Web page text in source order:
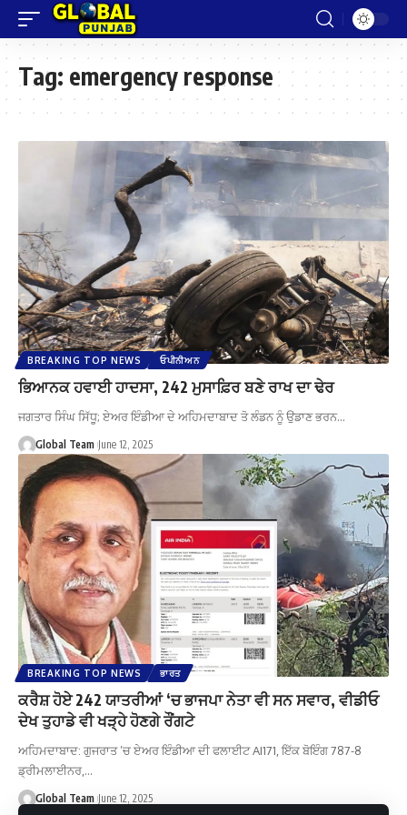
Tag: emergency response
BREAKING TOP NEWS ਓਪੀਨੀਅਨ
ਭਿਆਨਕ ਹਵਾਈ ਹਾਦਸਾ, 242 ਮੁਸਾਫ਼ਿਰ ਬਣੇ ਰਾਖ ਦਾ ਢੇਰ
ਜਗਤਾਰ ਸਿੰਘ ਸਿੱਧੂ; ਏਅਰ ਇੰਡੀਆ ਦੇ ਅਹਿਮਦਾਬਾਦ ਤੋ ਲੰਡਨ ਨੂੰ ਉਡਾਣ ਭਰਨ…
Global Team June 12, 2025
BREAKING TOP NEWS ਭਾਰਤ
ਕਰੈਸ਼ ਹੋਏ 242 ਯਾਤਰੀਆਂ ‘ਚ ਭਾਜਪਾ ਨੇਤਾ ਵੀ ਸਨ ਸਵਾਰ, ਵੀਡੀਓ
ਦੇਖ ਤੁਹਾਡੇ ਵੀ ਖੜ੍ਹੇ ਹੋਣਗੇ ਰੌਂਗਟੇ
ਅਹਿਮਦਾਬਾਦ: ਗੁਜਰਾਤ ’ਚ ਏਅਰ ਇੰਡੀਆ ਦੀ ਫਲਾਈਟ AI171, ਇੱਕ ਬੋਇੰਗ 787-8
ਡ੍ਰੀਮਲਾਈਨਰ,…
Global Team June 12, 2025